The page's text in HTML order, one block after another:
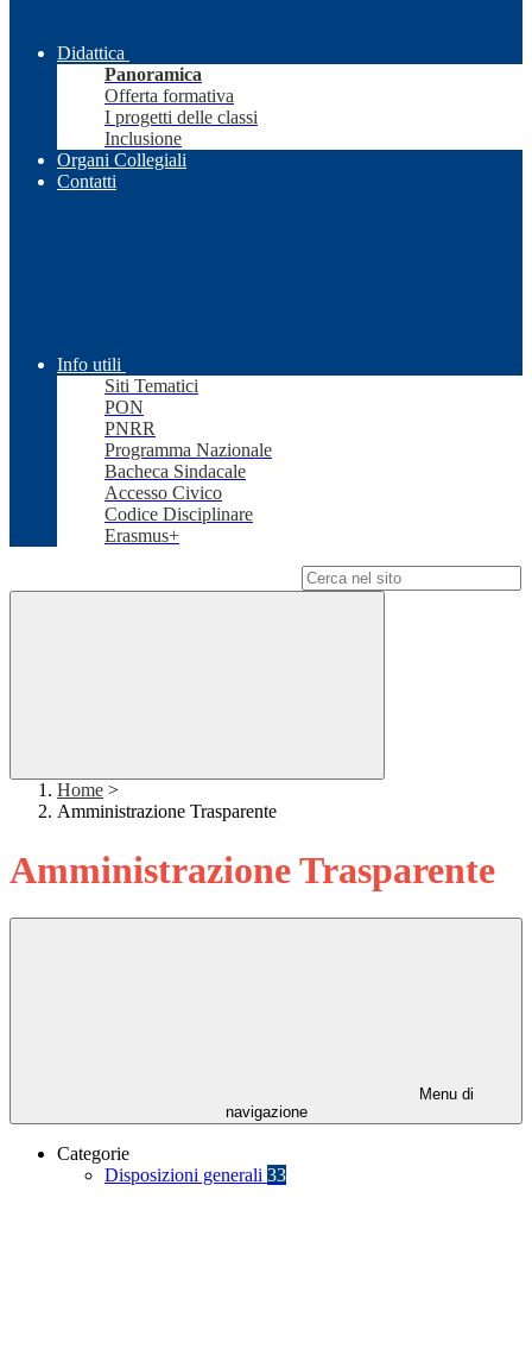
Didattica
Panoramica
Offerta formativa
I progetti delle classi
Inclusione
Organi Collegiali
Contatti
Info utili
Siti Tematici
PON
PNRR
Programma Nazionale
Bacheca Sindacale
Accesso Civico
Codice Disciplinare
Erasmus+
Home >
Amministrazione Trasparente
Amministrazione Trasparente
Menu di
navigazione
Categorie
Disposizioni generali 33